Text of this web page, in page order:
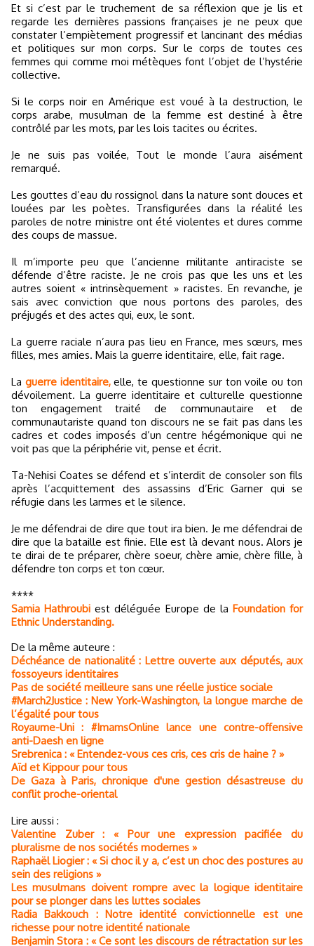
Et si c’est par le truchement de sa réflexion que je lis et
regarde les dernières passions françaises je ne peux que
constater l’empiètement progressif et lancinant des médias
et politiques sur mon corps. Sur le corps de toutes ces
femmes qui comme moi métèques font l’objet de l’hystérie
collective.
Si le corps noir en Amérique est voué à la destruction, le
corps arabe, musulman de la femme est destiné à être
contrôlé par les mots, par les lois tacites ou écrites.
Je ne suis pas voilée, Tout le monde l’aura aisément
remarqué.
Les gouttes d’eau du rossignol dans la nature sont douces et
louées par les poètes. Transfigurées dans la réalité les
paroles de notre ministre ont été violentes et dures comme
des coups de massue.
Il m’importe peu que l’ancienne militante antiraciste se
défende d’être raciste. Je ne crois pas que les uns et les
autres soient « intrinsèquement » racistes. En revanche, je
sais avec conviction que nous portons des paroles, des
préjugés et des actes qui, eux, le sont.
La guerre raciale n’aura pas lieu en France, mes sœurs, mes
filles, mes amies. Mais la guerre identitaire, elle, fait rage.
La guerre identitaire,elle, te questionne sur ton voile ou ton
dévoilement. La guerre identitaire et culturelle questionne
ton engagement traité de communautaire et de
communautariste quand ton discours ne se fait pas dans les
cadres et codes imposés d’un centre hégémonique qui ne
voit pas que la périphérie vit, pense et écrit.
Ta-Nehisi Coates se défend et s’interdit de consoler son fils
après l’acquittement des assassins d’Eric Garner qui se
réfugie dans les larmes et le silence.
Je me défendrai de dire que tout ira bien. Je me défendrai de
dire que la bataille est finie. Elle est là devant nous. Alors je
te dirai de te préparer, chère soeur, chère amie, chère fille, à
défendre ton corps et ton cœur.
****
Samia Hathroubi est déléguée Europe de la Foundation for
Ethnic Understanding.
De la même auteure :
Déchéance de nationalité : Lettre ouverte aux députés, aux
fossoyeurs identitaires
Pas de société meilleure sans une réelle justice sociale
#March2Justice : New York-Washington, la longue marche de
l’égalité pour tous
Royaume-Uni : #ImamsOnline lance une contre-offensive
anti-Daesh en ligne
Srebrenica : « Entendez-vous ces cris, ces cris de haine ? »
Aïd et Kippour pour tous
De Gaza à Paris, chronique d'une gestion désastreuse du
conflit proche-oriental
Lire aussi :
Valentine Zuber : « Pour une expression pacifiée du
pluralisme de nos sociétés modernes »
Raphaël Liogier : « Si choc il y a, c’est un choc des postures au
sein des religions »
Les musulmans doivent rompre avec la logique identitaire
pour se plonger dans les luttes sociales
Radia Bakkouch : Notre identité convictionnelle est une
richesse pour notre identité nationale
Benjamin Stora : « Ce sont les discours de rétractation sur les